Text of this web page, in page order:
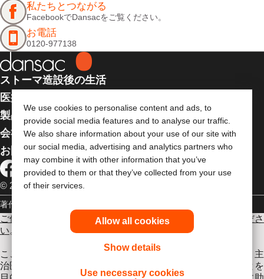
We use cookies to personalise content and ads, to
provide social media features and to analyse our traffic.
We also share information about your use of our site with
our social media, advertising and analytics partners who
may combine it with other information that you’ve
provided to them or that they’ve collected from your use
of their services.
Allow all cookies
Show details
Use necessary cookies
私たちとつながる
FacebookでDansacをご覧ください。
お電話
0120-977138
ストーマ造設後の生活
医療従事者向け情報
製品
会社案内
お問い合わせ
© 2026 Dansac A/S. 全著作権所有
著作権
ご使用に際しては使用説明書をよく読み、正しくお使いくださ
い。
ここに記載されている情報は医療上のアドバイスではなく、主
治医やその他の医療従事者のアドバイスの代わりとなることを